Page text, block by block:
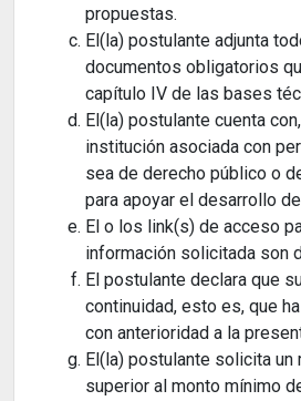
propuestas.
El(la) postulante adjunta
documentos obligatorios
capítulo IV de las bases
El(la) postulante cuenta
institución asociada con
sea de derecho público o
para apoyar el desarrollo
El o los link(s) de acceso
información solicitada son
El postulante declara que
continuidad, esto es, que
con anterioridad a la
El(la) postulante solicita un
superior al monto mínimo